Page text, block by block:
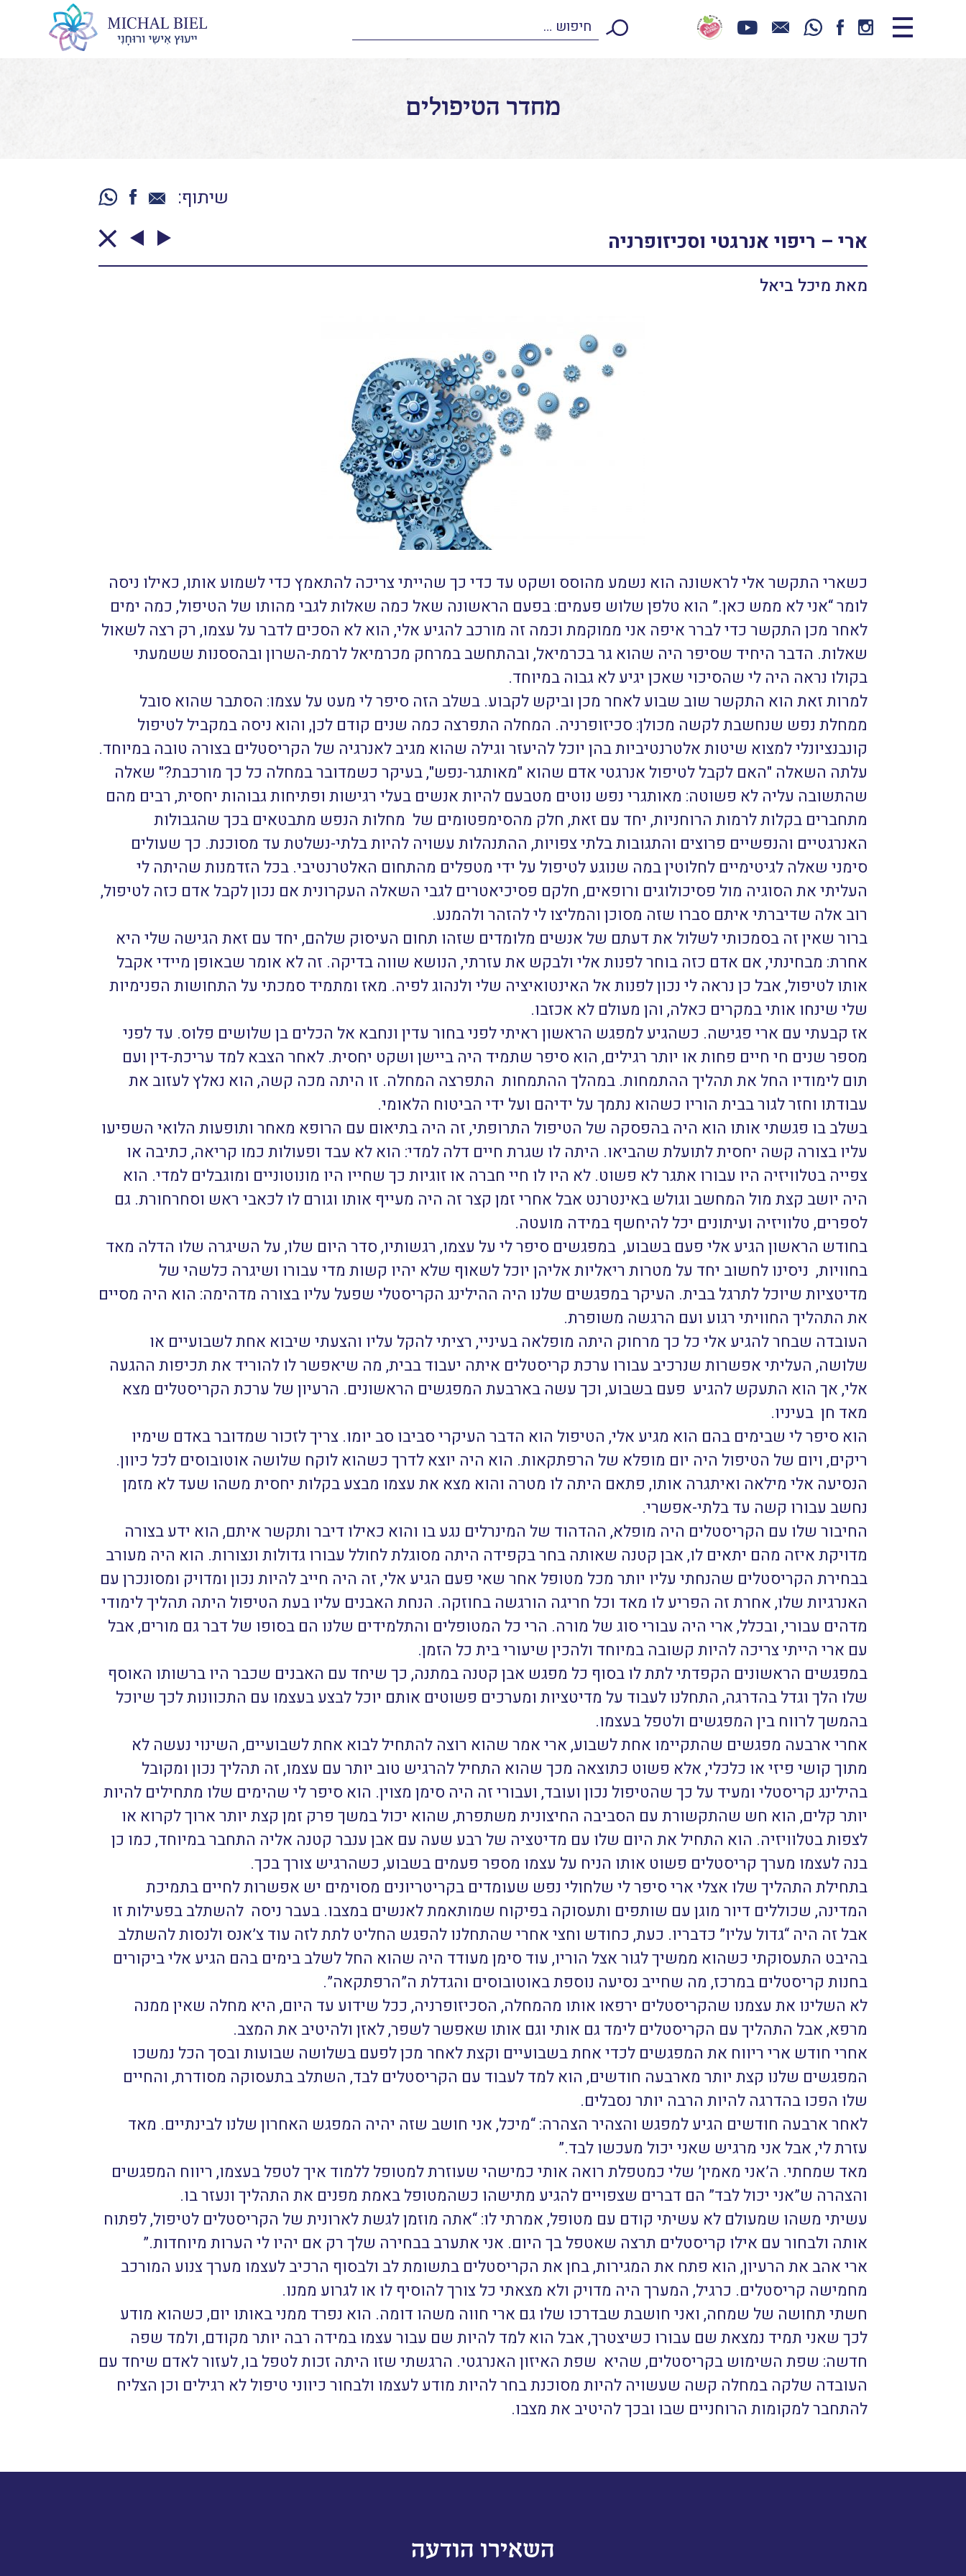
מחדר הטיפולים
שיתוף:
ארי – ריפוי אנרגטי וסכיזופרניה
מאת מיכל ביאל
כשארי התקשר אלי לראשונה הוא נשמע מהוסס ושקט עד כדי כך שהייתי צריכה להתאמץ כדי לשמוע אותו, כאילו ניסה
לומר “אני לא ממש כאן.” הוא טלפן שלוש פעמים: בפעם הראשונה שאל כמה שאלות לגבי מהותו של הטיפול, כמה ימים
לאחר מכן התקשר כדי לברר איפה אני ממוקמת וכמה זה מורכב להגיע אלי, הוא לא הסכים לדבר על עצמו, רק רצה לשאול
שאלות. הדבר היחיד שסיפר היה שהוא גר בכרמיאל, ובהתחשב במרחק מכרמיאל לרמת-השרון ובהססנות ששמעתי
בקולו נראה היה לי שהסיכוי שאכן יגיע לא גבוה במיוחד.
למרות זאת הוא התקשר שוב שבוע לאחר מכן וביקש לקבוע. בשלב הזה סיפר לי מעט על עצמו: הסתבר שהוא סובל
ממחלת נפש שנחשבת לקשה מכולן: סכיזופרניה. המחלה התפרצה כמה שנים קודם לכן, והוא ניסה במקביל לטיפול
קונבנציונלי למצוא שיטות אלטרנטיביות בהן יוכל להיעזר וגילה שהוא מגיב לאנרגיה של הקריסטלים בצורה טובה במיוחד.
עלתה השאלה "האם לקבל לטיפול אנרגטי אדם שהוא "מאותגר-נפש", בעיקר כשמדובר במחלה כל כך מורכבת?" שאלה
שהתשובה עליה לא פשוטה: מאותגרי נפש נוטים מטבעם להיות אנשים בעלי רגישות ופתיחות גבוהות יחסית, רבים מהם
מתחברים בקלות לרמות הרוחניות, יחד עם זאת, חלק מהסימפטומים של מחלות הנפש מתבטאים בכך שהגבולות
האנרגטיים והנפשיים פרוצים והתגובות בלתי צפויות, ההתנהלות עשויה להיות בלתי-נשלטת עד מסוכנת. כך שעולים
סימני שאלה לגיטימיים לחלוטין במה שנוגע לטיפול על ידי מטפלים מהתחום האלטרנטיבי. בכל הזדמנות שהיתה לי
העליתי את הסוגיה מול פסיכולוגים ורופאים, חלקם פסיכיאטרים לגבי השאלה העקרונית אם נכון לקבל אדם כזה לטיפול,
רוב אלה שדיברתי איתם סברו שזה מסוכן והמליצו לי להזהר ולהמנע.
ברור שאין זה בסמכותי לשלול את דעתם של אנשים מלומדים שזהו תחום העיסוק שלהם, יחד עם זאת הגישה שלי היא
אחרת: מבחינתי, אם אדם כזה בוחר לפנות אלי ולבקש את עזרתי, הנושא שווה בדיקה. זה לא אומר שבאופן מיידי אקבל
אותו לטיפול, אבל כן נראה לי נכון לפנות אל האינטואיציה שלי ולנהוג לפיה. מאז ומתמיד סמכתי על התחושות הפנימיות
שלי שינחו אותי במקרים כאלה, והן מעולם לא אכזבו.
אז קבעתי עם ארי פגישה. כשהגיע למפגש הראשון ראיתי לפני בחור עדין ונחבא אל הכלים בן שלושים פלוס. עד לפני
מספר שנים חי חיים פחות או יותר רגילים, הוא סיפר שתמיד היה ביישן ושקט יחסית. לאחר הצבא למד עריכת-דין ועם
תום לימודיו החל את תהליך ההתמחות. במהלך ההתמחות התפרצה המחלה. זו היתה מכה קשה, הוא נאלץ לעזוב את
עבודתו וחזר לגור בבית הוריו כשהוא נתמך על ידיהם ועל ידי הביטוח הלאומי.
בשלב בו פגשתי אותו הוא היה בהפסקה של הטיפול התרופתי, זה היה בתיאום עם הרופא מאחר ותופעות הלואי השפיעו
עליו בצורה קשה יחסית לתועלת שהביאו. היתה לו שגרת חיים דלה למדי: הוא לא עבד ופעולות כמו קריאה, כתיבה או
צפייה בטלוויזיה היו עבורו אתגר לא פשוט. לא היו לו חיי חברה או זוגיות כך שחייו היו מונוטוניים ומוגבלים למדי. הוא
היה יושב קצת מול המחשב וגולש באינטרנט אבל אחרי זמן קצר זה היה מעייף אותו וגורם לו לכאבי ראש וסחרחורת. גם
לספרים, טלוויזיה ועיתונים יכל להיחשף במידה מועטה.
בחודש הראשון הגיע אלי פעם בשבוע, במפגשים סיפר לי על עצמו, רגשותיו, סדר היום שלו, על השיגרה שלו הדלה מאד
בחוויות, ניסינו לחשוב יחד על מטרות ריאליות אליהן יוכל לשאוף שלא יהיו קשות מדי עבורו ושיגרה כלשהי של
מדיטציות שיוכל לתרגל בבית. העיקר במפגשים שלנו היה ההילינג הקריסטלי שפעל עליו בצורה מדהימה: הוא היה מסיים
את התהליך החוויתי רגוע ועם הרגשה משופרת.
העובדה שבחר להגיע אלי כל כך מרחוק היתה מופלאה בעיניי, רציתי להקל עליו והצעתי שיבוא אחת לשבועיים או
שלושה, העליתי אפשרות שנרכיב עבורו ערכת קריסטלים איתה יעבוד בבית, מה שיאפשר לו להוריד את תכיפות ההגעה
אלי, אך הוא התעקש להגיע פעם בשבוע, וכך עשה בארבעת המפגשים הראשונים. הרעיון של ערכת הקריסטלים מצא
מאד חן בעיניו.
הוא סיפר לי שבימים בהם הוא מגיע אלי, הטיפול הוא הדבר העיקרי סביבו סב יומו. צריך לזכור שמדובר באדם שימיו
ריקים, ויום של הטיפול היה יום מופלא של הרפתקאות. הוא היה יוצא לדרך כשהוא לוקח שלושה אוטובוסים לכל כיוון.
הנסיעה אלי מילאה ואיתגרה אותו, פתאם היתה לו מטרה והוא מצא את עצמו מבצע בקלות יחסית משהו שעד לא מזמן
נחשב עבורו קשה עד בלתי-אפשרי.
החיבור שלו עם הקריסטלים היה מופלא, ההדהוד של המינרלים נגע בו והוא כאילו דיבר ותקשר איתם, הוא ידע בצורה
מדויקת איזה מהם יתאים לו, אבן קטנה שאותה בחר בקפידה היתה מסוגלת לחולל עבורו גדולות ונצורות. הוא היה מעורב
בבחירת הקריסטלים שהנחתי עליו יותר מכל מטופל אחר שאי פעם הגיע אלי, זה היה חייב להיות נכון ומדויק ומסונכרן עם
האנרגיות שלו, אחרת זה הפריע לו מאד וכל חריגה הורגשה בחוזקה. הנחת האבנים עליו בעת הטיפול היתה תהליך לימודי
מדהים עבורי, ובכלל, ארי היה עבורי סוג של מורה. הרי כל המטופלים והתלמידים שלנו הם בסופו של דבר גם מורים, אבל
עם ארי הייתי צריכה להיות קשובה במיוחד ולהכין שיעורי בית כל הזמן.
במפגשים הראשונים הקפדתי לתת לו בסוף כל מפגש אבן קטנה במתנה, כך שיחד עם האבנים שכבר היו ברשותו האוסף
שלו הלך וגדל בהדרגה, התחלנו לעבוד על מדיטציות ומערכים פשוטים אותם יוכל לבצע בעצמו עם התכוונות לכך שיוכל
בהמשך לרווח בין המפגשים ולטפל בעצמו.
אחרי ארבעה מפגשים שהתקיימו אחת לשבוע, ארי אמר שהוא רוצה להתחיל לבוא אחת לשבועיים, השינוי נעשה לא
מתוך קושי פיזי או כלכלי, אלא פשוט כתוצאה מכך שהוא התחיל להרגיש טוב יותר עם עצמו, זה תהליך נכון ומקובל
בהילינג קריסטלי ומעיד על כך שהטיפול נכון ועובד, ועבורי זה היה סימן מצוין. הוא סיפר לי שהימים שלו מתחילים להיות
יותר קלים, הוא חש שהתקשורת עם הסביבה החיצונית משתפרת, שהוא יכול במשך פרק זמן קצת יותר ארוך לקרוא או
לצפות בטלוויזיה. הוא התחיל את היום שלו עם מדיטציה של רבע שעה עם אבן ענבר קטנה אליה התחבר במיוחד, כמו כן
בנה לעצמו מערך קריסטלים פשוט אותו הניח על עצמו מספר פעמים בשבוע, כשהרגיש צורך בכך.
בתחילת התהליך שלו אצלי ארי סיפר לי שלחולי נפש שעומדים בקריטריונים מסוימים יש אפשרות לחיים בתמיכת
המדינה, שכוללים דיור מוגן עם שותפים ותעסוקה בפיקוח שמותאמת לאנשים במצבו. בעבר ניסה להשתלב בפעילות זו
אבל זה היה “גדול עליו” כדבריו. כעת, כחודש וחצי אחרי שהתחלנו להפגש החליט לתת לזה עוד צ’אנס ולנסות להשתלב
בהיבט התעסוקתי כשהוא ממשיך לגור אצל הוריו, עוד סימן מעודד היה שהוא החל לשלב בימים בהם הגיע אלי ביקורים
בחנות קריסטלים במרכז, מה שחייב נסיעה נוספת באוטובוסים והגדלת ה”הרפתקאה”.
לא השלינו את עצמנו שהקריסטלים ירפאו אותו מהמחלה, הסכיזופרניה, ככל שידוע עד היום, היא מחלה שאין ממנה
מרפא, אבל התהליך עם הקריסטלים לימד גם אותי וגם אותו שאפשר לשפר, לאזן ולהיטיב את המצב.
אחרי חודש ארי ריווח את המפגשים לכדי אחת בשבועיים וקצת לאחר מכן לפעם בשלושה שבועות ובסך הכל נמשכו
המפגשים שלנו קצת יותר מארבעה חודשים, הוא למד לעבוד עם הקריסטלים לבד, השתלב בתעסוקה מסודרת, והחיים
שלו הפכו בהדרגה להיות הרבה יותר נסבלים.
לאחר ארבעה חודשים הגיע למפגש והצהיר הצהרה: “מיכל, אני חושב שזה יהיה המפגש האחרון שלנו לבינתיים. מאד
עזרת לי, אבל אני מרגיש שאני יכול מעכשו לבד.”
מאד שמחתי. ה’אני מאמין’ שלי כמטפלת רואה אותי כמישהי שעוזרת למטופל ללמוד איך לטפל בעצמו, ריווח המפגשים
והצהרה ש”אני יכול לבד” הם דברים שצפויים להגיע מתישהו כשהמטופל באמת מפנים את התהליך ונעזר בו.
עשיתי משהו שמעולם לא עשיתי קודם עם מטופל, אמרתי לו: “אתה מוזמן לגשת לארונית של הקריסטלים לטיפול, לפתוח
אותה ולבחור עם אילו קריסטלים תרצה שאטפל בך היום. אני אתערב בבחירה שלך רק אם יהיו לי הערות מיוחדות.”
ארי אהב את הרעיון, הוא פתח את המגירות, בחן את הקריסטלים בתשומת לב ולבסוף הרכיב לעצמו מערך צנוע המורכב
מחמישה קריסטלים. כרגיל, המערך היה מדויק ולא מצאתי כל צורך להוסיף לו או לגרוע ממנו.
חשתי תחושה של שמחה, ואני חושבת שבדרכו שלו גם ארי חווה משהו דומה. הוא נפרד ממני באותו יום, כשהוא מודע
לכך שאני תמיד נמצאת שם עבורו כשיצטרך, אבל הוא למד להיות שם עבור עצמו במידה רבה יותר מקודם, ולמד שפה
חדשה: שפת השימוש בקריסטלים, שהיא שפת האיזון האנרגטי. הרגשתי שזו היתה זכות לטפל בו, לעזור לאדם שיחד עם
העובדה שלקה במחלה קשה שעשויה להיות מסוכנת בחר להיות מודע לעצמו ולבחור כיווני טיפול לא רגילים וכן הצליח
להתחבר למקומות הרוחניים שבו ובכך להיטיב את מצבו.
השאירו הודעה